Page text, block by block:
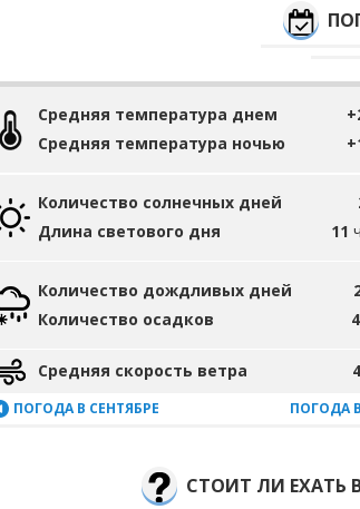
Средняя температура днем
Средняя температура ночью
Количество солнечных дней
Длина светового дня
11
Количество дождливых дней
Количество осадков
Средняя скорость ветра
ПОГОДА В СЕНТЯБРЕ ПОГОДА
СТОИТ ЛИ ЕХАТЬ